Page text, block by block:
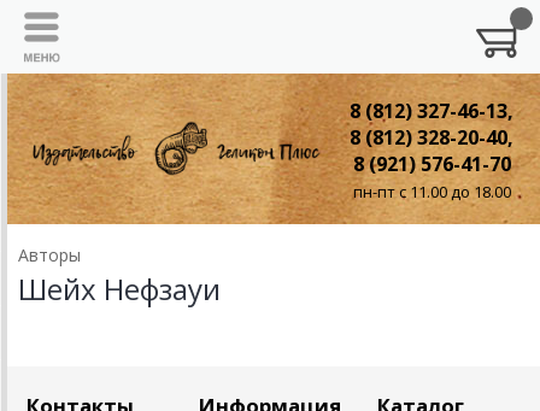
8 (812) 327-46-13,
8 (812) 328-20-40,
8 (921) 576-41-70
пн-пт с 11.00 до 18.00
Авторы
Шейх Нефзауи